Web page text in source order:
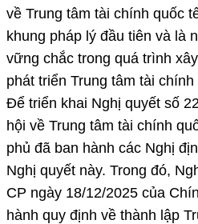
về Trung tâm tài chính quốc
khung pháp lý đầu tiên và là
vững chắc trong quá trình
phát triển Trung tâm tài
Để triển khai Nghị quyết số
hội về Trung tâm tài chính
phủ đã ban hành các Nghị
Nghị quyết này. Trong đó,
CP ngày 18/12/2025 của
hành quy định về thành lập